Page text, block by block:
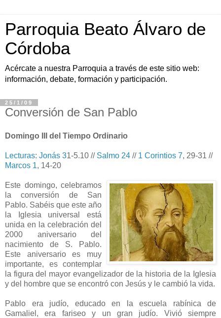
Parroquia Beato Álvaro de
Córdoba
Acércate a nuestra Parroquia a través de este sitio web:
información, debate, formación y participación.
25/1/09
Conversión de San Pablo
Domingo III del Tiempo Ordinario
Lecturas: Jonás 31-5.10 // Salmo 24 // 1 Corintios 7, 29-31 //
Marcos 1, 14-20
Este domingo, celebramos
la conversión de San
Pablo. Sabéis que este año
la Iglesia universal está
unida en la celebración del
2000 aniversario del
nacimiento de S. Pablo.
Este aniversario es muy
importante, es contemplar
la figura del mayor evangelizador de la historia de la Iglesia
y del hombre que se encontró con Jesús y le cambió la vida.
Pablo era judío, educado en la escuela rabínica de
Gamaliel, era fariseo y un gran judío. Vivió siempre